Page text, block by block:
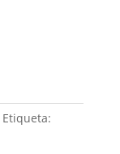
Etiqueta: